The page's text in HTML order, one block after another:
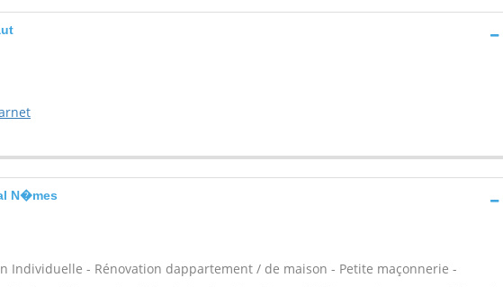
N�mes
Individuelle - Rénovation dappartement / de maison - Petite maçonnerie -